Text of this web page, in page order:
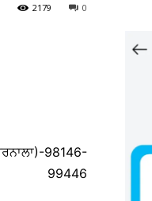
0
2179
98146-
99446